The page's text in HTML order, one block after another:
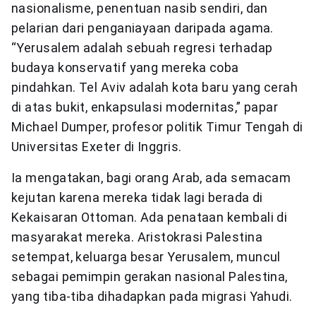
nasionalisme, penentuan nasib sendiri, dan
pelarian dari penganiayaan daripada agama.
“Yerusalem adalah sebuah regresi terhadap
budaya konservatif yang mereka coba
pindahkan. Tel Aviv adalah kota baru yang cerah
di atas bukit, enkapsulasi modernitas,” papar
Michael Dumper, profesor politik Timur Tengah di
Universitas Exeter di Inggris.
Ia mengatakan, bagi orang Arab, ada semacam
kejutan karena mereka tidak lagi berada di
Kekaisaran Ottoman. Ada penataan kembali di
masyarakat mereka. Aristokrasi Palestina
setempat, keluarga besar Yerusalem, muncul
sebagai pemimpin gerakan nasional Palestina,
yang tiba-tiba dihadapkan pada migrasi Yahudi.